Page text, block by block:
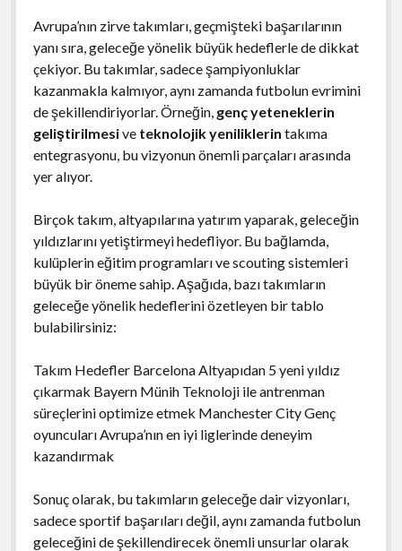
Avrupa’nın zirve takımları, geçmişteki başarılarının
yanı sıra, geleceğe yönelik büyük hedeflerle de dikkat
çekiyor. Bu takımlar, sadece şampiyonluklar
kazanmakla kalmıyor, aynı zamanda futbolun evrimini
de şekillendiriyorlar. Örneğin, genç yeteneklerin
geliştirilmesive teknolojik yeniliklerin takıma
entegrasyonu, bu vizyonun önemli parçaları arasında
yer alıyor.
Birçok takım, altyapılarına yatırım yaparak, geleceğin
yıldızlarını yetiştirmeyi hedefliyor. Bu bağlamda,
kulüplerin eğitim programları ve scouting sistemleri
büyük bir öneme sahip. Aşağıda, bazı takımların
geleceğe yönelik hedeflerini özetleyen bir tablo
bulabilirsiniz:
Takım Hedefler Barcelona Altyapıdan 5 yeni yıldız
çıkarmak Bayern Münih Teknoloji ile antrenman
süreçlerini optimize etmek Manchester City Genç
oyuncuları Avrupa’nın en iyi liglerinde deneyim
kazandırmak
Sonuç olarak, bu takımların geleceğe dair vizyonları,
sadece sportif başarıları değil, aynı zamanda futbolun
geleceğini de şekillendirecek önemli unsurlar olarak